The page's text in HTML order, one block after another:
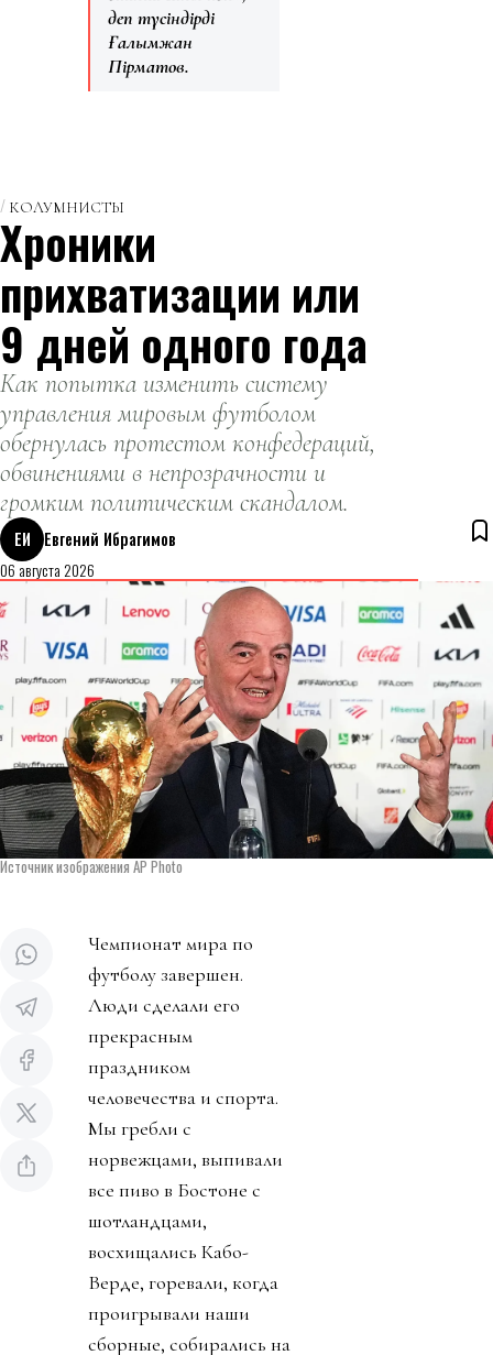
деп түсіндірді
Ғалымжан
Пірматов.
КОЛУМНИСТЫ
Хроники
прихватизации или
9 дней одного года
Как попытка изменить систему
управления мировым футболом
обернулась протестом конфедераций,
обвинениями в непрозрачности и
громким политическим скандалом.
ЕИ
Евгений Ибрагимов
06 августа 2026
Источник изображения AP Photo
Чемпионат мира по
футболу завершен.
Люди сделали его
прекрасным
праздником
человечества и спорта.
Мы гребли с
норвежцами, выпивали
все пиво в Бостоне с
шотландцами,
восхищались Кабо-
Верде, горевали, когда
проигрывали наши
сборные, собирались на